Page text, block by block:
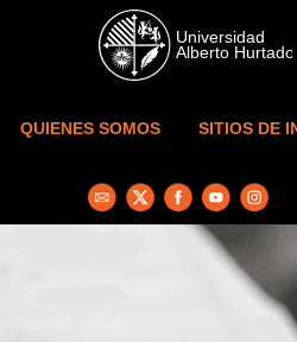
Skip to main content
QUIENES SOMOS SITIOS DE